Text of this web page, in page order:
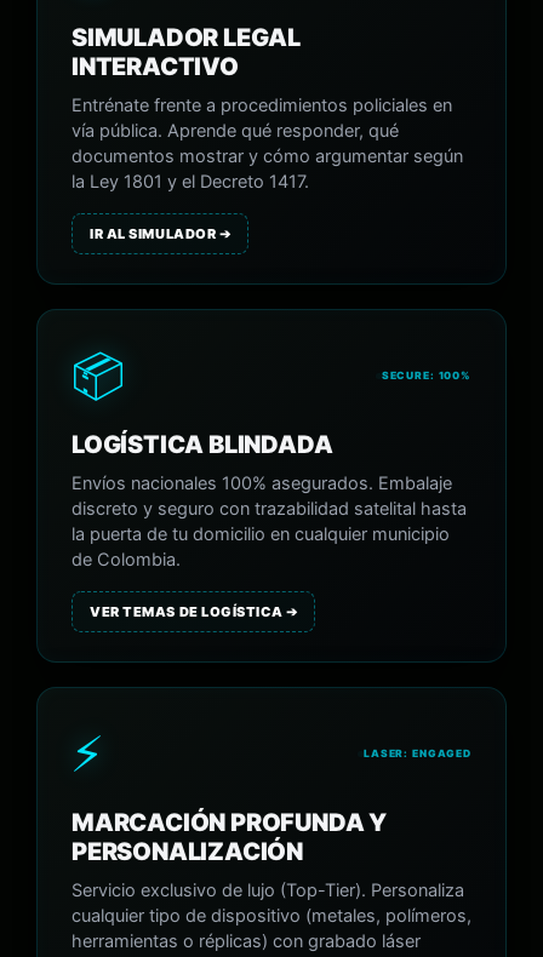
SIMULADOR LEGAL
INTERACTIVO
Entrénate frente a procedimientos policiales en
vía pública. Aprende qué responder, qué
documentos mostrar y cómo argumentar según
la Ley 1801 y el Decreto 1417.
IR AL SIMULADOR ➔
📦 SECURE: 100%
LOGÍSTICA BLINDADA
Envíos nacionales 100% asegurados. Embalaje
discreto y seguro con trazabilidad satelital hasta
la puerta de tu domicilio en cualquier municipio
de Colombia.
VER TEMAS DE LOGÍSTICA ➔
⚡ LASER: ENGAGED
MARCACIÓN PROFUNDA Y
PERSONALIZACIÓN
Servicio exclusivo de lujo (Top-Tier). Personaliza
cualquier tipo de dispositivo (metales, polímeros,
herramientas o réplicas) con grabado láser